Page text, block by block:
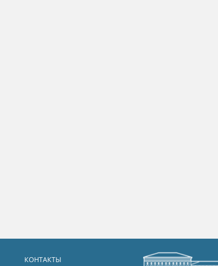
КОНТАКТЫ